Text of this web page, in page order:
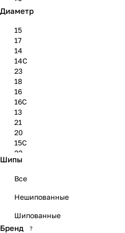
Диаметр
15
17
14
14C
23
18
16
16C
13
21
20
15C
22
19
Шипы
Все
Нешипованные
Шипованные
Бренд ?